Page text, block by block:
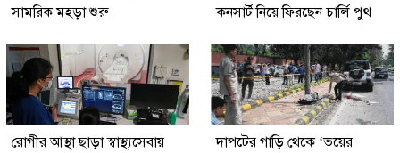
সামরিক মহড়া শুরু
কনসার্ট নিয়ে ফিরছেন চার্লি পুথ
রোগীর আস্থা ছাড়া স্বাস্থ্যসেবায়
দাপটের গাড়ি থেকে ‘ভয়ের